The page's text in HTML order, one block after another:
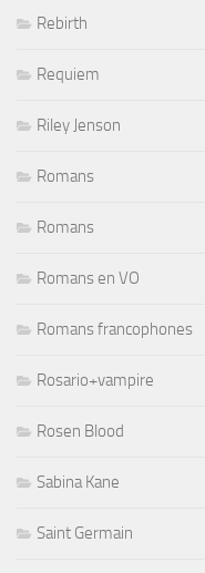
Rebirth
Requiem
Riley Jenson
Romans
Romans
Romans en VO
Romans francophones
Rosario+vampire
Rosen Blood
Sabina Kane
Saint Germain